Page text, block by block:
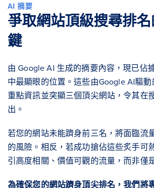
AI 摘要
爭取網站頂級搜尋排
鍵
由 Google AI 生成的摘要內容，現已佔
中最顯眼的位置。這些由Google AI驅
重點資訊並突顯三個頂尖網站，令其在
出。
若您的網站未能躋身前三名，將面臨流
的風險。相反，若成功搶佔這些炙手可
引高度相關、價值可觀的流量，而非僅
為確保您的網站躋身頂尖排名，我們將